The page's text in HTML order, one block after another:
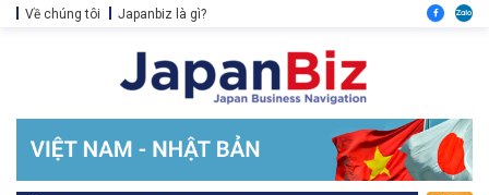
Về chúng tôi Japanbiz là gì?